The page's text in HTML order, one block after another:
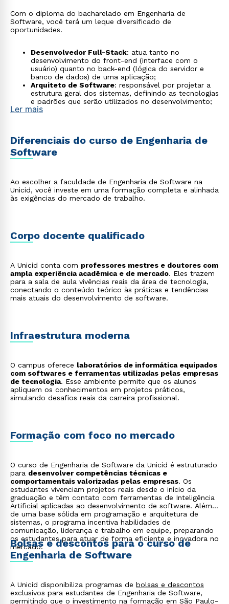
Com o diploma do bacharelado em Engenharia de
Software, você terá um leque diversificado de
oportunidades.
Desenvolvedor Full-Stack: atua tanto no
desenvolvimento do front-end (interface com o
usuário) quanto no back-end (lógica do servidor e
banco de dados) de uma aplicação;
Arquiteto de Software: responsável por projetar a
estrutura geral dos sistemas, definindo as tecnologias
e padrões que serão utilizados no desenvolvimento;
Engenheiro de DevOps
Especialista em Segurança de Aplicações
(AppSec)
vulnerabilidades de segurança durante todo o ciclo
softwares para dispositivos específicos que não são
computadores tradicionais, como sistemas
automotivos, equipamentos médicos e
criação e execução de planos de teste
automatizados e manuais.
Ler mais
Diferenciais do curso de Engenharia de
Software
Ao escolher a faculdade de Engenharia de Software na
Unicid, você investe em uma formação completa e alinhada
às exigências do mercado de trabalho.
Corpo docente qualificado
A Unicid conta com professores mestres e doutores com
ampla experiência acadêmica e de mercado. Eles trazem
para a sala de aula vivências reais da área de tecnologia,
conectando o conteúdo teórico às práticas e tendências
mais atuais do desenvolvimento de software.
Infraestrutura moderna
O campus oferece laboratórios de informática equipados
com softwares e ferramentas utilizadas pelas empresas
de tecnologia. Esse ambiente permite que os alunos
apliquem os conhecimentos em projetos práticos,
simulando desafios reais da carreira profissional.
Formação com foco no mercado
O curso de Engenharia de Software da Unicid é estruturado
para desenvolver competências técnicas e
comportamentais valorizadas pelas empresas. Os
estudantes vivenciam projetos reais desde o início da
graduação e têm contato com ferramentas de Inteligência
Artificial aplicadas ao desenvolvimento de software. Além
de uma base sólida em programação e arquitetura de
sistemas, o programa incentiva habilidades de
comunicação, liderança e trabalho em equipe, preparando
os estudantes para atuar de forma eficiente e inovadora no
mercado.
Bolsas e descontos para o curso de
Engenharia de Software
A Unicid disponibiliza programas de bolsas e descontos
exclusivos para estudantes de Engenharia de Software,
permitindo que o investimento na formação em São Paulo-